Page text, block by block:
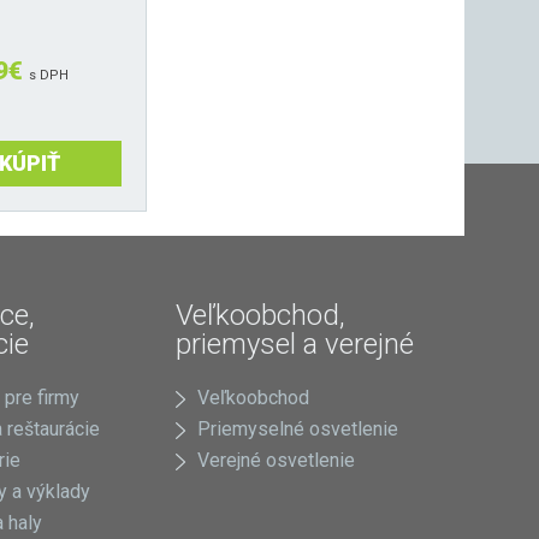
€ s DPH
KÚPIŤ
firmy
reštaurácie
a výklady
haly
Veľkoobchod,
priemysel a verejné
Veľkoobchod
Priemyselné osvetlenie
Verejné osvetlenie